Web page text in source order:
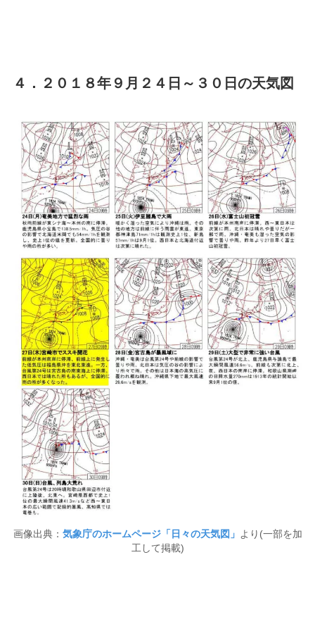
４．２０１８年９月２４日～３０日の天気図
画像出典： 気象庁のホームページ「日々の天気図」 より(一部を加
工して掲載)